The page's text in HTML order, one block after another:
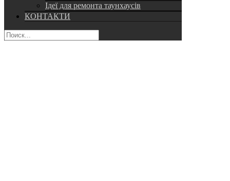
Ідеї для ремонта таунхаусів
КОНТАКТИ